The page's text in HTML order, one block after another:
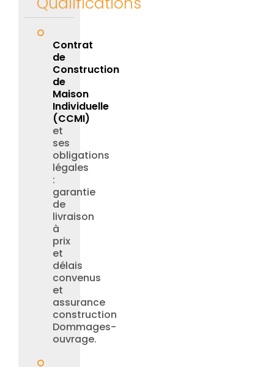
Contrat
de
Construction
de
Maison
Individuelle
(CCMI)
et
ses
obligations
légales
:
garantie
de
livraison
à
prix
et
délais
convenus
et
assurance
construction
Dommages-
ouvrage.